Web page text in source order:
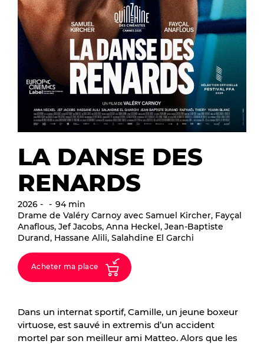
LA DANSE DES
RENARDS
2026
94 min
Drame de Valéry Carnoy avec Samuel Kircher, Fayçal
Anaflous, Jef Jacobs, Anna Heckel, Jean-Baptiste
Durand, Hassane Alili, Salahdine El Garchi
Acheter ma place
Dans un internat sportif, Camille, un jeune boxeur
virtuose, est sauvé in extremis d’un accident
mortel par son meilleur ami Matteo. Alors que les